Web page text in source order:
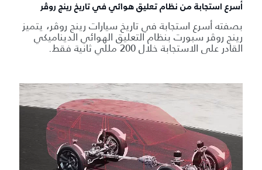
أسرع استجابة من نظام تعليق هوائي في تاريخ رينج روڤر
بصفته أسرع استجابة في تاريخ سيارات رينج روڤر، يتميز
رينج روڤر سبورت بنظام التعليق الهوائي الديناميكي
القادر على الاستجابة خلال 200 مللي ثانية فقط.